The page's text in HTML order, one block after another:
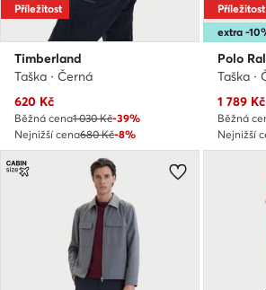
Příležitost
Timberland
Taška · Černá
Aktuální cena
620 Kč
Běžná cena1 030 Kč-39%
Nejnižší cena680 Kč-8%
extra -
Příležitost
Polo
Taška ·
Aktuální
1 789 Kč
Běžná
Nejnižší